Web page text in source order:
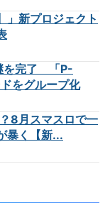
」新プロジェクト
を完了 「P-
をグループ化
8月スマスロで一
暴く【新...